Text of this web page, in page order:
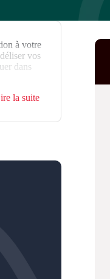
à votre
vos
dans
la suite